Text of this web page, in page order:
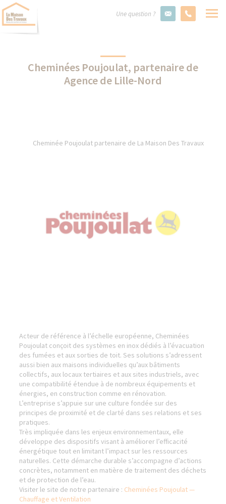
Une question ?
Cheminées Poujoulat, partenaire de
Agence de Lille-Nord
Cheminée Poujoulat partenaire de La Maison Des Travaux
Acteur de référence à l’échelle européenne, Cheminées
Poujoulat conçoit des systèmes en inox dédiés à l’évacuation
des fumées et aux sorties de toit. Ses solutions s’adressent
aussi bien aux maisons individuelles qu’aux bâtiments
collectifs, aux locaux tertiaires et aux sites industriels, avec
une compatibilité étendue à de nombreux équipements et
énergies, en construction comme en rénovation.
L’entreprise s’appuie sur une culture fondée sur des
principes de proximité et de clarté dans ses relations et ses
pratiques.
Très impliquée dans les enjeux environnementaux, elle
développe des dispositifs visant à améliorer l’efficacité
énergétique tout en limitant l’impact sur les ressources
naturelles. Cette démarche durable s’accompagne d’actions
concrètes, notamment en matière de traitement des déchets
et de protection de l’eau.
Visiter le site de notre partenaire : Cheminées Poujoulat —
Chauffage et Ventilation